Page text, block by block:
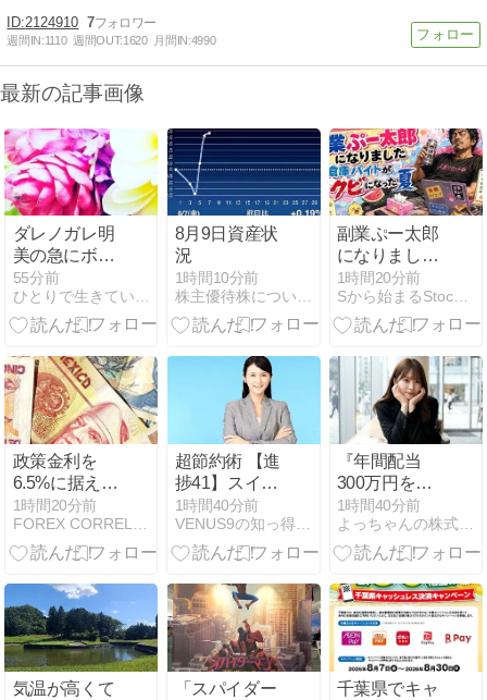
2124910 7
週間IN:1110 週間OUT:1620 月間IN:4990
最新の記事画像
ダレノガレ明
美の急にボラ
ンティア
55分前
ひとりで生きていくために〜 All roads
8月9日資産状
況
1時間10分前
株主優待株についてコツコツ書きためるブログ
副業ぷー太郎
になりました
｜冷凍倉庫バ
イトが本当に
クビになった
1時間20分前
Sから始まるStock日記
政策金利を
6.5%に据え置
き メキシコペ
ソのスワップ
成績（8月2日
1時間20分前
FOREX CORRELATION LABORATORY
超節約術 【進
捗41】スイン
グ・スワップ
攻略 トルコリ
ラ円＆メキシ
（TRYJPY&MXNJPY）
＆CHFTRY
1時間40分前
VENUS9の知っ得シリーズ 爆速サイト・超節約術・FX攻略
『年間配当
300万円を目
指す』？『月
20万円の不労
所得で悠々自
おめでたすぎ
る
1時間40分前
よっちゃんの株式投資
気温が高くて
「スパイダー
千葉県でキャ